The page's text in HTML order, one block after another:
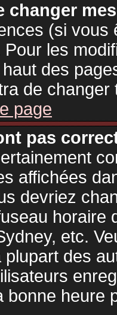
changer
(si
les
des
de
page
pas
affichées
devriez
horaire
etc.
des
bonne heure